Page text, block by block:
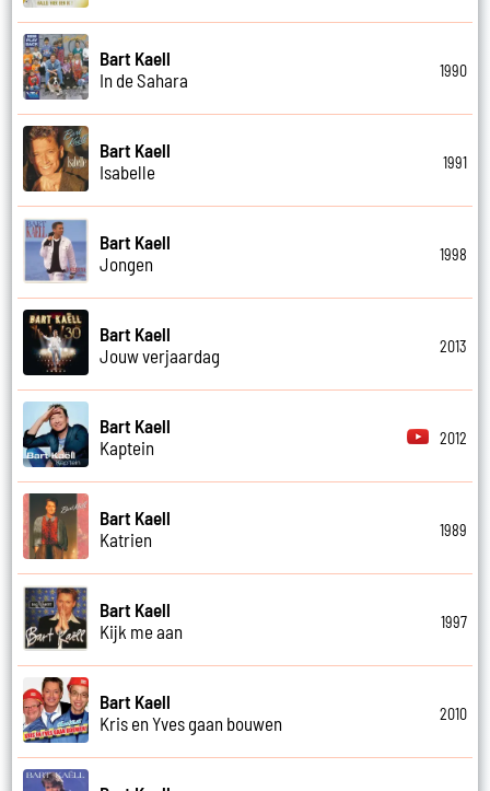
Bart Kaell
In de Sahara
1990
Bart Kaell
Isabelle
1991
Bart Kaell
Jongen
1998
Bart Kaell
Jouw verjaardag
2013
Bart Kaell
Kaptein
2012
Bart Kaell
Katrien
1989
Bart Kaell
Kijk me aan
1997
Bart Kaell
Kris en Yves gaan bouwen
2010